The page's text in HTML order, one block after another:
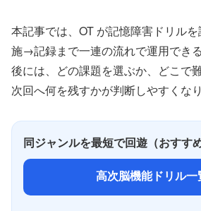
本記事では、OT が記憶障害ドリル
施→記録まで一連の流れで運用でき
後には、どの課題を選ぶか、どこで
次回へ何を残すかが判断しやすくなり
同ジャンルを最短で回遊（おすすめ
高次脳機能ドリル一